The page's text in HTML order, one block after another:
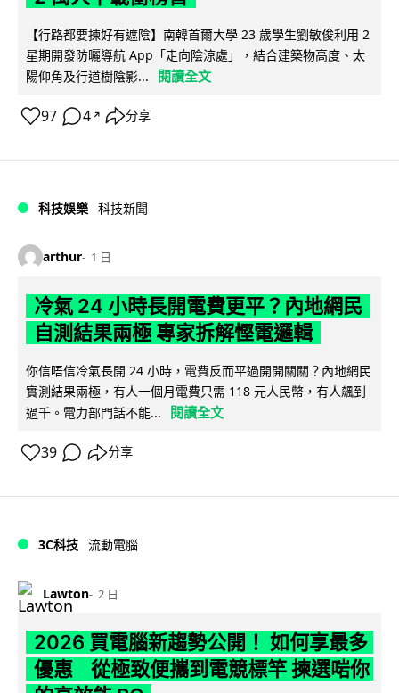
【行路都要揀好有遮陰】南韓首爾大學 23 歲學生劉敏俊利用 2
星期開發防曬導航 App「走向陰涼處」，結合建築物高度、太
陽仰角及行道樹陰影...
閱讀全文
97 4 ↗ 分享
科技娛樂 科技新聞
arthur 1 日
冷氣 24 小時長開電費更平？內地網民
自測結果兩極 專家拆解慳電邏輯
你信唔信冷氣長開 24 小時，電費反而平過開開關關？內地網民
實測結果兩極，有人一個月電費只需 118 元人民幣，有人飆到
過千。電力部門話不能...
閱讀全文
39 分享
3C科技 流動電腦
Lawton 2 日
2026 買電腦新趨勢公開！ 如何享最多
優惠 從極致便攜到電競標竿 揀選啱你